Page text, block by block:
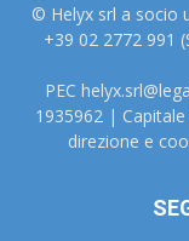
© Helyx srl a socio
+39 02 2772 991
PEC
1935962 |
direzione e